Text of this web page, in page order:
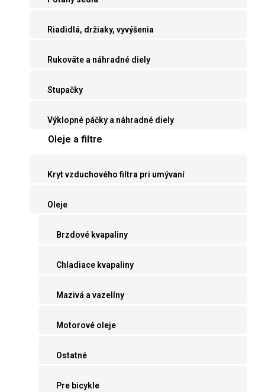
Riadidlá, držiaky, vyvýšenia
Rukoväte a náhradné diely
Stupačky
Výklopné páčky a náhradné diely
Oleje a filtre
Kryt vzduchového filtra pri umývaní
Oleje
Brzdové kvapaliny
Chladiace kvapaliny
Mazivá a vazelíny
Motorové oleje
Ostatné
Pre bicykle